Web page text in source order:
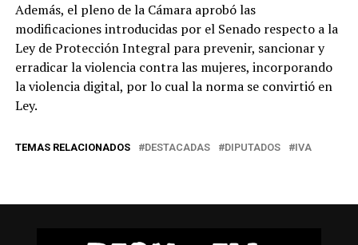
Además, el pleno de la Cámara aprobó las
modificaciones introducidas por el Senado respecto a la
Ley de Protección Integral para prevenir, sancionar y
erradicar la violencia contra las mujeres, incorporando
la violencia digital, por lo cual la norma se convirtió en
Ley.
TEMAS RELACIONADOS DESTACADAS DIPUTADOS IVA